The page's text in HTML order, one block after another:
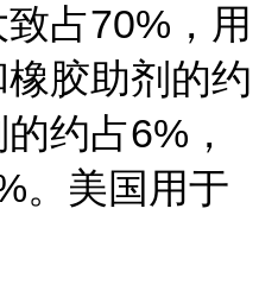
占70%，用
胶助剂的约
约占6%，
。美国用于